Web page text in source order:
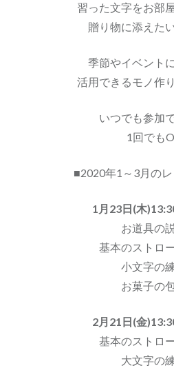
習った文字をお部
贈り物に添えた
季節やイベント
活用できるモノ作
いつでも参加
1回でも
■2020年1～3月の
1月23日(木
お道具の
基本のストロ
小文字の
お菓子の
2月21日(金
基本のストロ
大文字の